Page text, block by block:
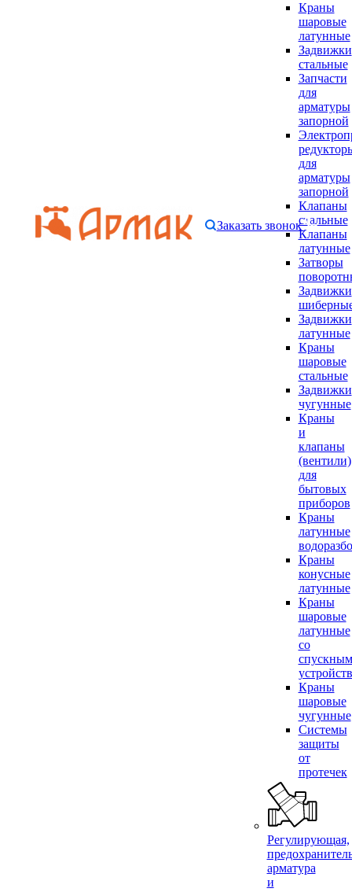
Краны
шаровые
латунные
Задвижки
стальные
Запчасти
для
арматуры
запорной
для
арматуры
запорной
Клапаны
стальные
Клапаны
латунные
Затворы
Задвижки
Задвижки
латунные
Краны
шаровые
стальные
Задвижки
чугунные
Краны
и
клапаны
(вентили)
для
бытовых
приборов
Краны
латунные
Краны
конусные
латунные
Краны
шаровые
латунные
со
спускным
Краны
шаровые
чугунные
Системы
защиты
от
протечек
Регулирующая,
арматура
и
Заказать звонок